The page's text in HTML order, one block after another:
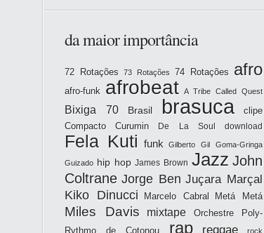
da maior importância
72 Rotações 73 Rotações 74 Rotações afro
afro-funk afrobeat A Tribe Called Quest
Bixiga 70 Brasil brasuca
clipe
Compacto
Curumin De La Soul download
Fela Kuti funk Gilberto Gil Goma-Gringa
Guizado hip hop James Brown Jazz John
Coltrane Jorge Ben Juçara Marçal
Kiko Dinucci Marcelo Cabral Metá Metá
Miles Davis mixtape
Orchestre Poly-
Rythmo de Cotonou
rap reggae rock